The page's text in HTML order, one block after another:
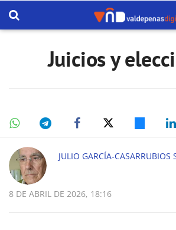
Juicios y
JULIO GARCÍA-CASARRUBIOS
8 DE ABRIL DE 2026, 18:16